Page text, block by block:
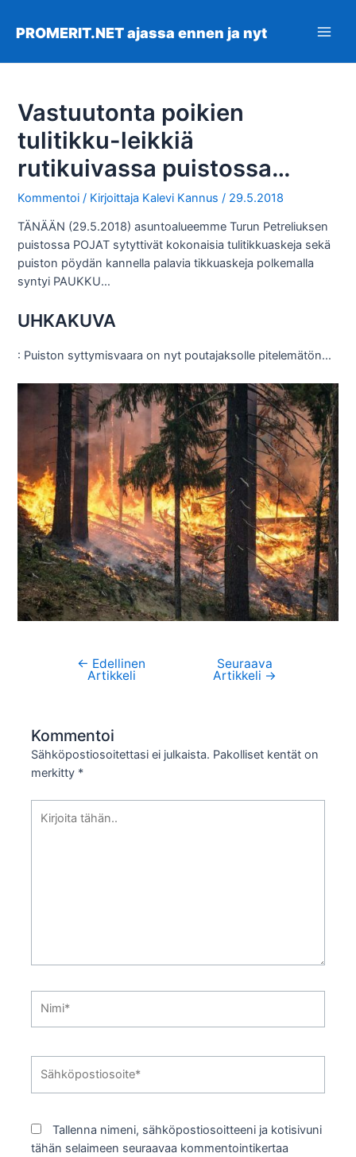
sisältöön
PROMERIT.NET ajassa ennen ja nyt
Vastuutonta poikien
tulitikku-leikkiä
rutikuivassa puistossa…
Kommentoi / Kirjoittaja Kalevi Kannus/ 29.5.2018
TÄNÄÄN (29.5.2018) asuntoalueemme Turun Petreliuksen
puistossa POJAT sytyttivät kokonaisia tulitikkuaskeja sekä
puiston pöydän kannella palavia tikkuaskeja polkemalla
syntyi PAUKKU…
UHKAKUVA
: Puiston syttymisvaara on nyt poutajaksolle pitelemätön…
Artikkelien
← Edellinen
Artikkeli
Seuraava
Artikkeli →
Kommentoi
Sähköpostiosoitettasi ei julkaista. Pakolliset kentät on
merkitty *
tähän..
Tallenna nimeni, sähköpostiosoitteeni ja kotisivuni
tähän selaimeen seuraavaa kommentointikertaa